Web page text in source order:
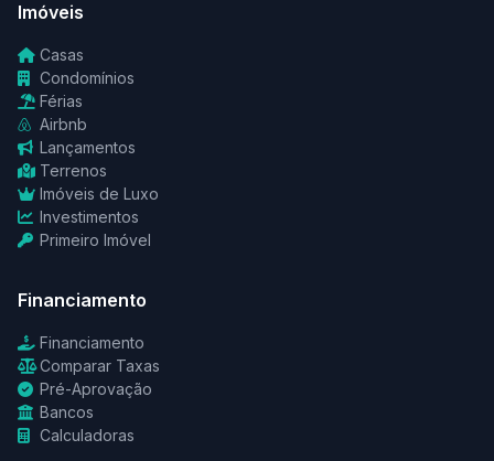
Imóveis
Casas
Condomínios
Férias
Airbnb
Lançamentos
Terrenos
Imóveis de Luxo
Investimentos
Primeiro Imóvel
Financiamento
Financiamento
Comparar Taxas
Pré-Aprovação
Bancos
Calculadoras